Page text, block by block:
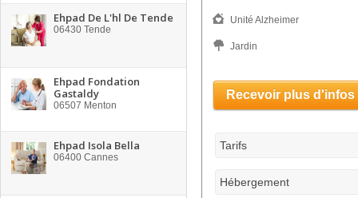
Ehpad De L'hl De Tende
06430 Tende
Ehpad Fondation
Gastaldy
06507 Menton
Ehpad Isola Bella
06400 Cannes
Unité Alzheimer
Jardin
Recevoir plus d'infos
Tarifs
Hébergement